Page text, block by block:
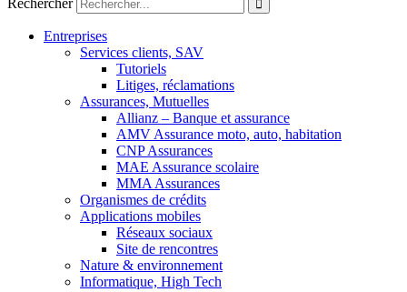
Rechercher
Entreprises
Services clients, SAV
Tutoriels
Litiges, réclamations
Assurances, Mutuelles
Allianz – Banque et assurance
AMV Assurance moto, auto, habitation
CNP Assurances
MAE Assurance scolaire
MMA Assurances
Organismes de crédits
Applications mobiles
Réseaux sociaux
Site de rencontres
Nature & environnement
Informatique, High Tech